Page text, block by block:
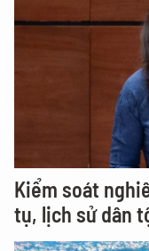
Kiểm soát
tụ, lịch sử dân